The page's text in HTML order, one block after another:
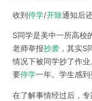
收到停学/开除通知后
S同学是美中一所高校
老师举报抄袭，其实S
情况下被同学抄了作
要停学一年。学生感到
在了解事情经过后，